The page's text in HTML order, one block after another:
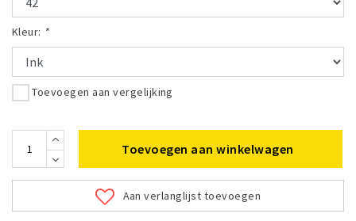
Kleur: *
Toevoegen aan vergelijking
Toevoegen aan winkelwagen
Aan verlanglijst toevoegen